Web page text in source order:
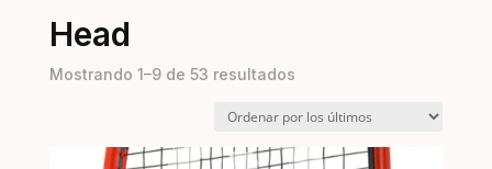
Head
Mostrando 1–9 de 53 resultadosOrdenado
los
últimos